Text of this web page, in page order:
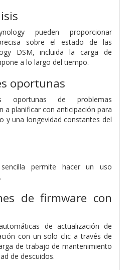
pueden proporcionar
sobre el estado de las
DSM, incluida la carga de
a lo largo del tiempo.
oportunas
oportunas de problemas
a planificar con anticipación para
y una longevidad constantes del
permite hacer un uso
de firmware con
de actualización de
con un solo clic a través de
de trabajo de mantenimiento
de descuidos.